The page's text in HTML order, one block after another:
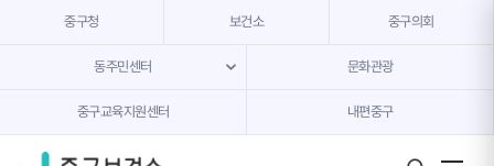
중구청 보건소 중구의회
동주민센터 문화관광
중구교육지원센터 내편중구